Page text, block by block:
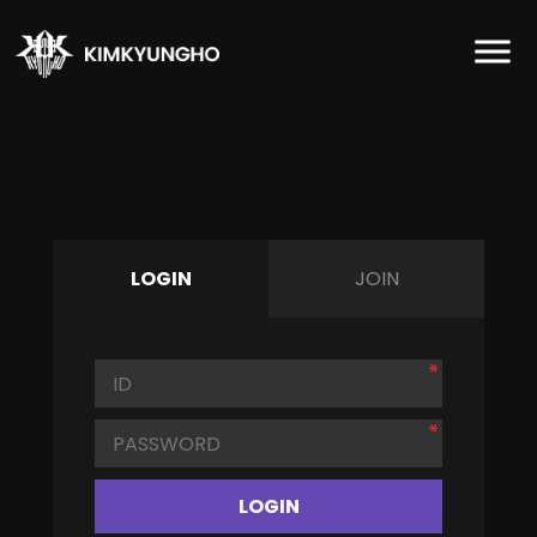
LOGIN JOIN
LOGIN